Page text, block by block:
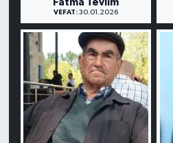
Fatma Tevlim
VEFAT:30.01.2026